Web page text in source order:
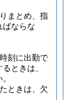
まとめ、指
ばならな
刻に出勤で
ときは、
ときは、欠